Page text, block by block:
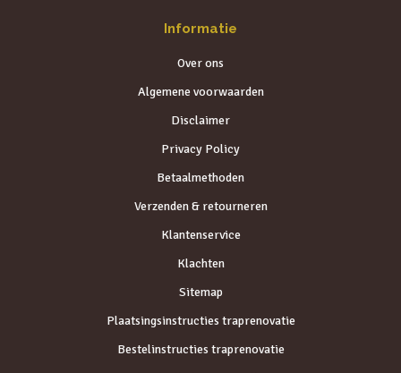
Informatie
Over ons
Algemene voorwaarden
Disclaimer
Privacy Policy
Betaalmethoden
Verzenden & retourneren
Klantenservice
Klachten
Sitemap
Plaatsingsinstructies traprenovatie
Bestelinstructies traprenovatie